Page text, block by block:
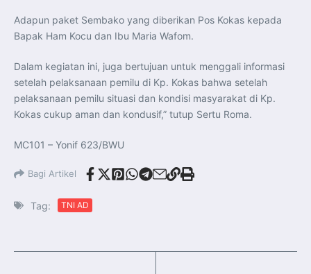
ASEAN dan India Perkuat Ketahanan Kawasan lewat
Kerja Sama Maritim, Ekonomi, dan Kesehatan
BI Pertahankan BI-Rate 5,75 Persen untuk Jaga
Transparansi dan Akuntabilitas Program Makan Bergizi
Gratis
Adapun paket Sembako yang diberikan Pos Kokas kepada
Bapak Ham Kocu dan Ibu Maria Wafom.
Dalam kegiatan ini, juga bertujuan untuk menggali informasi
setelah pelaksanaan pemilu di Kp. Kokas bahwa setelah
pelaksanaan pemilu situasi dan kondisi masyarakat di Kp.
Kokas cukup aman dan kondusif,” tutup Sertu Roma.
MC101 – Yonif 623/BWU
Bagi Artikel
Tag: TNI AD